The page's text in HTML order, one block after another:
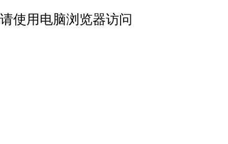
请使用电脑浏览器访问